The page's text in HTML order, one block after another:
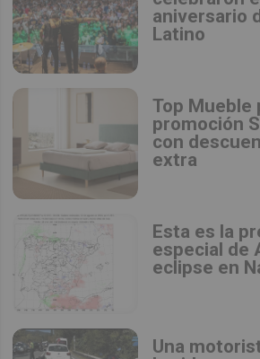
aniversario
Latino
Top Mueble
promoción
con
extra
Esta es la
especial de
eclipse en
Una